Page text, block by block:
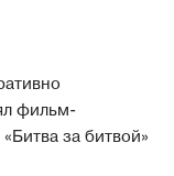
фильм-
за битвой»